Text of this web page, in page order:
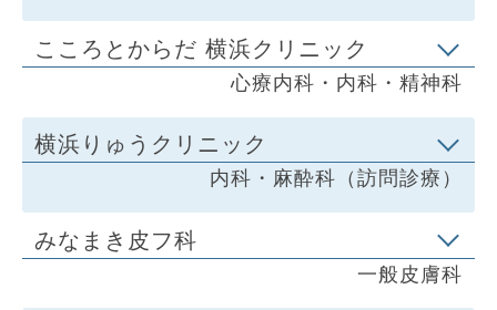
こころとからだ 横浜クリニック
心療内科・内科・精神科
横浜りゅうクリニック
内科・麻酔科（訪問診療）
みなまき皮フ科
一般皮膚科